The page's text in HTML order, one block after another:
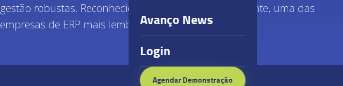
Avanço News
Login
Agendar Demonstração
gestão robustas. Reconhecida e premiada nacionalmente, uma das
empresas de ERP mais lembradas do país.